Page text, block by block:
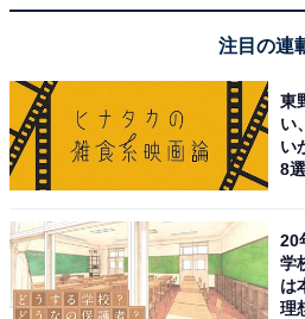
スタード＆ホイップ（税込138
ーツのような菓子パンが人気です
回答者からは「ローソンの低糖
コチップ入り 甘いの食べたい
したべちゃおうと思う商品。し
ている（35歳女性／千葉県）」
質で身体の事も考えていながら
女性／群馬県）」「低糖質パン
注目の連
東
い
い
8選
20
学
は
理